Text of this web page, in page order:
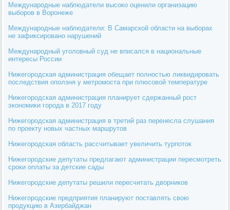
Международные наблюдатели высоко оценили организацию
выборов в Воронеже
Международные наблюдатели: В Самарской области на выборах
не зафиксировано нарушений
Международный уголовный суд не вписался в национальные
интересы России
Нижегородская администрация обещает полностью ликвидировать
последствия оползня у метромоста при плюсовой температуре
Нижегородская администрация планирует сдержанный рост
экономики города в 2017 году
Нижегородская администрация в третий раз перенесла слушания
по проекту новых частных маршрутов
Нижегородская область рассчитывает увеличить турпоток
Нижегородские депутаты предлагают администрации пересмотреть
сроки оплаты за детские сады
Нижегородские депутаты решили пересчитать дворников
Нижегородские предприятия планируют поставлять свою
продукцию в Азербайджан